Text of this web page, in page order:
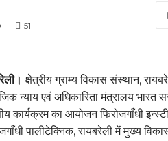
51
क्षेत्रीय ग्राम्य विकास संस्थान,
न्याय एवं अधिकारिता मंत्रालय भारत
कार्यक्रम का आयोजन फिरोजगाँधी
पालीटेक्निक, रायबरेली में मुख्य